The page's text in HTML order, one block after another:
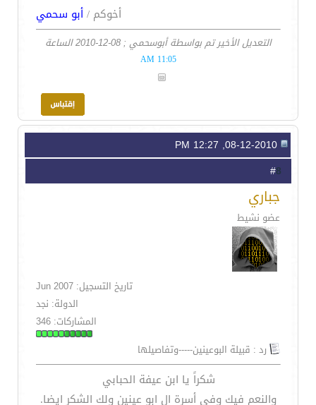
أخوكم /أبو سحمي
التعديل الأخير تم بواسطة أبوسحمي ; 08-12-2010 الساعة
11:05 AM
8
جباري
عضو نشيط
تاريخ التسجيل: Jun 2007
الدولة: نجد
المشاركات: 346
رد : قبيلة البوعينين-----وتفاصيلها
شكراً يا ابن عيفة الحبابي
والنعم فيك وفي أسرة ال ابو عينين ولك الشكر ايضا.